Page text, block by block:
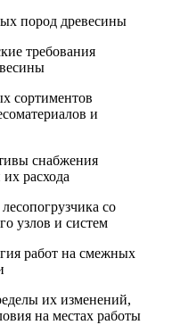
пород древесины
требования
сортиментов
и
снабжения
расхода
со
узлов и систем
работ на смежных
их изменений,
на местах работы